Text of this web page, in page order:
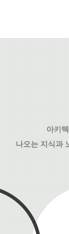
아키
나오는 지식과